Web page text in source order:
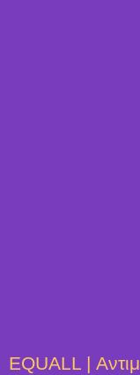
ΕQUALL |